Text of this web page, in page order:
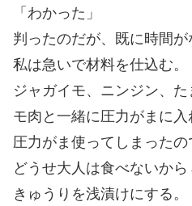
「わかった」
判ったのだが、既に時間が
私は急いで材料を仕込む。
ジャガイモ、ニンジン、
モ肉と一緒に圧力がまに入
圧力がま使ってしまったの
どうせ大人は食べないから
きゅうりを浅漬けにする。